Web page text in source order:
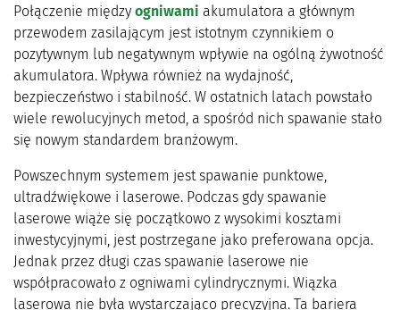
Połączenie między ogniwami akumulatora a głównym
przewodem zasilającym jest istotnym czynnikiem o
pozytywnym lub negatywnym wpływie na ogólną żywotność
akumulatora. Wpływa również na wydajność,
bezpieczeństwo i stabilność. W ostatnich latach powstało
wiele rewolucyjnych metod, a spośród nich spawanie stało
się nowym standardem branżowym.
Powszechnym systemem jest spawanie punktowe,
ultradźwiękowe i laserowe. Podczas gdy spawanie
laserowe wiąże się początkowo z wysokimi kosztami
inwestycyjnymi, jest postrzegane jako preferowana opcja.
Jednak przez długi czas spawanie laserowe nie
współpracowało z ogniwami cylindrycznymi. Wiązka
laserowa nie była wystarczająco precyzyjna. Ta bariera